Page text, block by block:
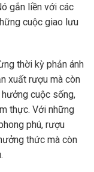
gắn liền với các
cuộc giao lưu
thời kỳ phản ánh
xuất rượu mà còn
cuộc sống,
thực. Với những
phú, rượu
thức mà còn